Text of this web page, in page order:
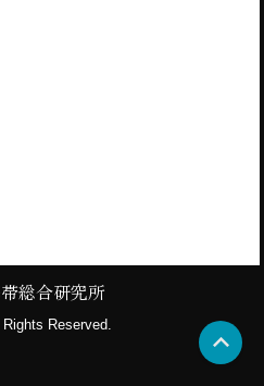
総合研究所
Reserved.